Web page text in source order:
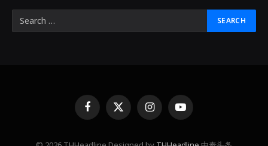
FacebookX
(Twitter)
InstagramYouTube